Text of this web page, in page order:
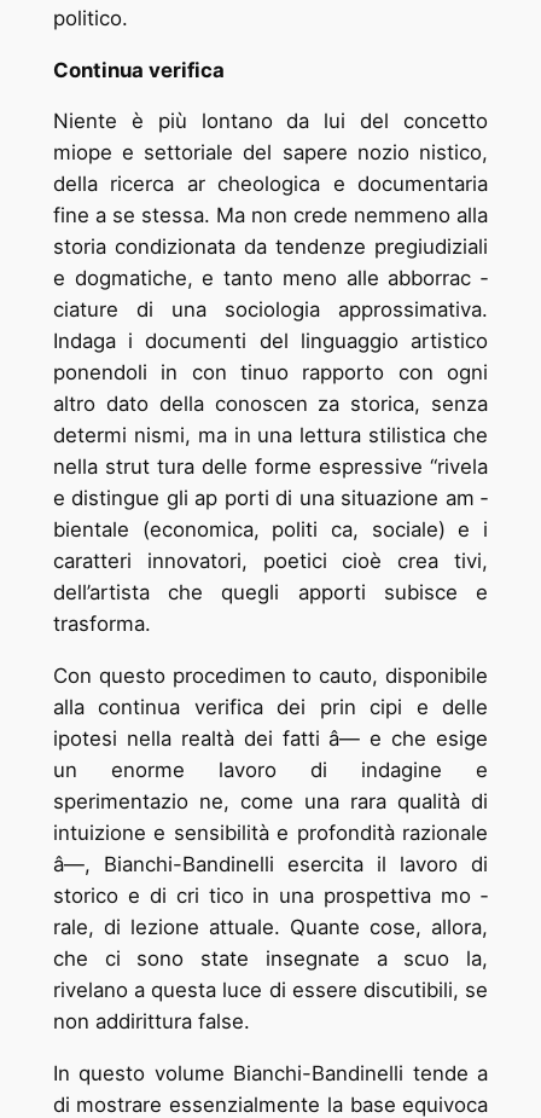
politico.
Continua verifica
Niente è più lontano da lui del concetto
miope e settoriale del sapere nozio ­nistico,
della ricerca ar ­cheologica e documentaria
fine a se stessa. Ma non crede nemmeno alla
storia condizionata da tendenze pregiudiziali
e dogmatiche, e tanto meno alle abborrac ­
ciature di una sociologia approssimativa.
Indaga i documenti del linguaggio artistico
ponendoli in con ­tinuo rapporto con ogni
altro dato della conoscen ­za storica, senza
determi ­nismi, ma in una lettura stilistica che
nella strut ­tura delle forme espressive “rivela
e distingue gli ap ­porti di una situazione am ­
bientale (economica, politi ­ca, sociale) e i
caratteri innovatori, poetici cioè crea ­tivi,
dell’artista che quegli apporti subisce e
trasforma.
Con questo procedimen ­to cauto, disponibile
alla continua verifica dei prin ­cipi e delle
ipotesi nella realtà dei fatti â— e che esige
un enorme lavoro di indagine e
sperimentazio ­ne, come una rara qualità di
intuizione e sensibilità e profondità razionale
â—, Bianchi-Bandinelli esercita il lavoro di
storico e di cri ­tico in una prospettiva mo ­
rale, di lezione attuale. Quante cose, allora,
che ci sono state insegnate a scuo ­la,
rivelano a questa luce di essere discutibili, se
non addirittura false.
In questo volume Bianchi-Bandinelli tende a
di ­mostrare essenzialmente la base equivoca